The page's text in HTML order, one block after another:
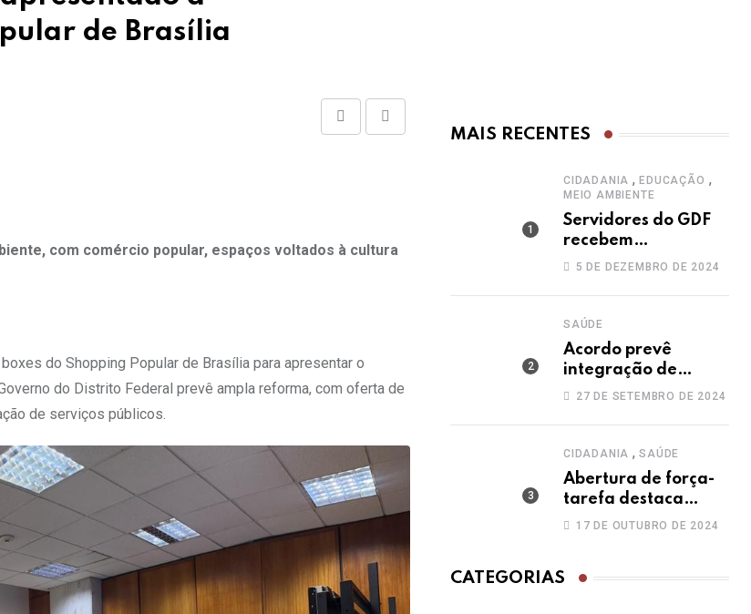
de Brasília
Print
Share
com comércio popular, espaços voltados à cultura
do Shopping Popular de Brasília para apresentar o
do Distrito Federal prevê ampla reforma, com oferta de
de serviços públicos.
MAIS RECENTES
CIDADANIA ,EDUCAÇÃO ,
MEIO AMBIENTE
Servidores do GDF
recebem
capacitação sobre
solidária
5 DE DEZEMBRO DE 2024
SAÚDE
Acordo prevê
integração de
dados e ações
secretarias contra a
dengue
27 DE SETEMBRO DE 2024
CIDADANIA ,SAÚDE
Abertura de força-
tarefa destaca
dedicação dos
17 DE OUTUBRO DE 2024
CATEGORIAS